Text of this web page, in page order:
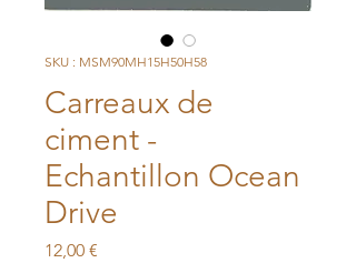
SKU : MSM90MH15H50H58
Carreaux de
ciment -
Echantillon Ocean
Drive
12,00 €